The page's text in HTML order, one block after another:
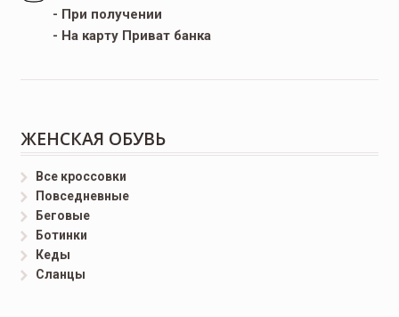
- При получении
- На карту Приват банка
ЖЕНСКАЯ ОБУВЬ
Все кроссовки
Повседневные
Беговые
Ботинки
Кеды
Сланцы